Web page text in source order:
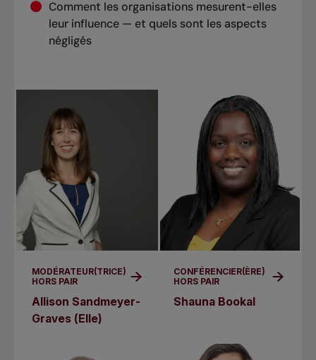
Comment les organisations mesurent-elles
leur influence — et quels sont les aspects
négligés
MODÉRATEUR(TRICE)
HORS PAIR
Allison Sandmeyer-
Graves (Elle)
CONFÉRENCIER(ÈRE)
HORS PAIR
Shauna Bookal